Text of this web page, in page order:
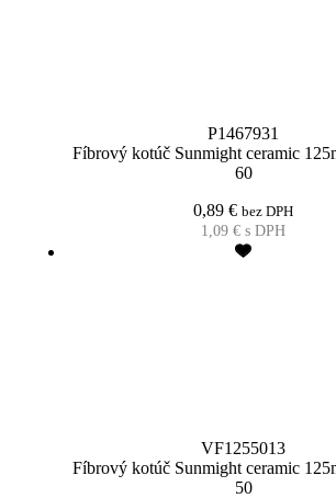
P1467931
Fíbrový kotúč Sunmight ceramic
60
0,89€ bez DPH
1,09€ s DPH
VF1255013
Fíbrový kotúč Sunmight ceramic
50